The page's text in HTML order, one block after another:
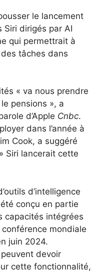
le lancement
dirigés par AI
qui permettrait à
des tâches dans
« va nous prendre
pensions », a
d’Apple Cnbc.
dans l’année à
Cook, a suggéré
Siri lancerait cette
d’intelligence
conçu en partie
capacités intégrées
mondiale
juin 2024.
devoir
cette fonctionnalité,